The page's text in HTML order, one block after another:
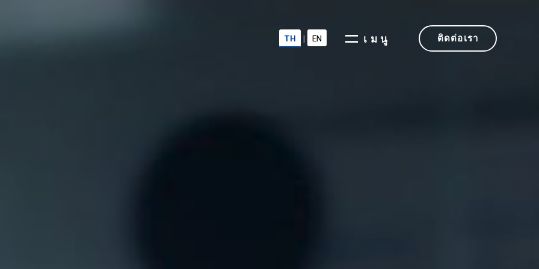
TH | EN เมนู ติดต่อเรา